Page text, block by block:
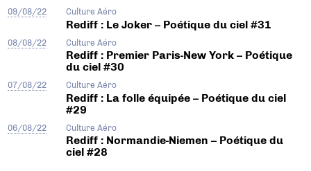
09/08/22 Culture Aéro
Rediff : Le Joker – Poétique du ciel #31
08/08/22 Culture Aéro
Rediff : Premier Paris-New York – Poétique
du ciel #30
07/08/22 Culture Aéro
Rediff : La folle équipée – Poétique du ciel
#29
06/08/22 Culture Aéro
Rediff : Normandie-Niemen – Poétique du
ciel #28